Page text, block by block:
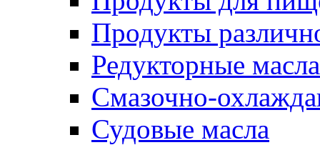
Продукты
Редукторные масла
Смазочно-
Судовые масла